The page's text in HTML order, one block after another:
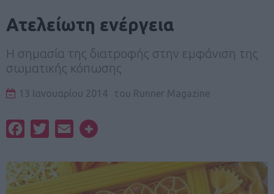
Ατελείωτη ενέργεια
Η σημασία της διατροφής στην εμφάνιση της
σωματικής κόπωσης
13 Ιανουαρίου 2014 του Runner Magazine
FacebookTwitterEmail